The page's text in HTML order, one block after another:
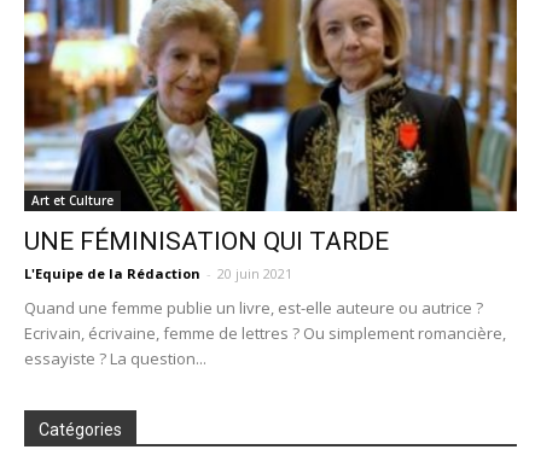
Art et Culture
UNE FÉMINISATION QUI TARDE
L'Equipe de la Rédaction - 20 juin 2021
Quand une femme publie un livre, est-elle auteure ou autrice ?
Ecrivain, écrivaine, femme de lettres ? Ou simplement romancière,
essayiste ? La question...
Catégories